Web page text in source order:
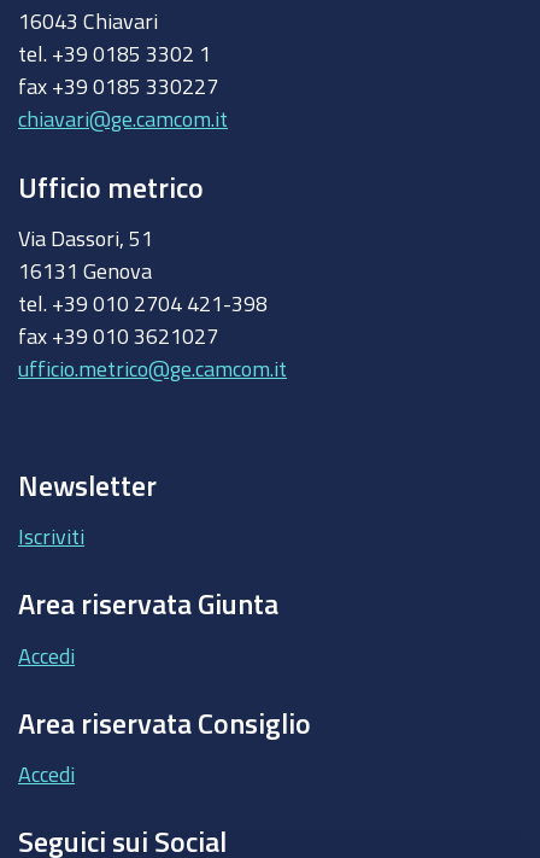
16043 Chiavari
tel. +39 0185 3302 1
fax +39 0185 330227
chiavari@ge.camcom.it
Ufficio metrico
Via Dassori, 51
16131 Genova
tel. +39 010 2704 421-398
fax +39 010 3621027
ufficio.metrico@ge.camcom.it
Newsletter
Iscriviti
Area riservata Giunta
Accedi
Area riservata Consiglio
Accedi
Seguici sui Social